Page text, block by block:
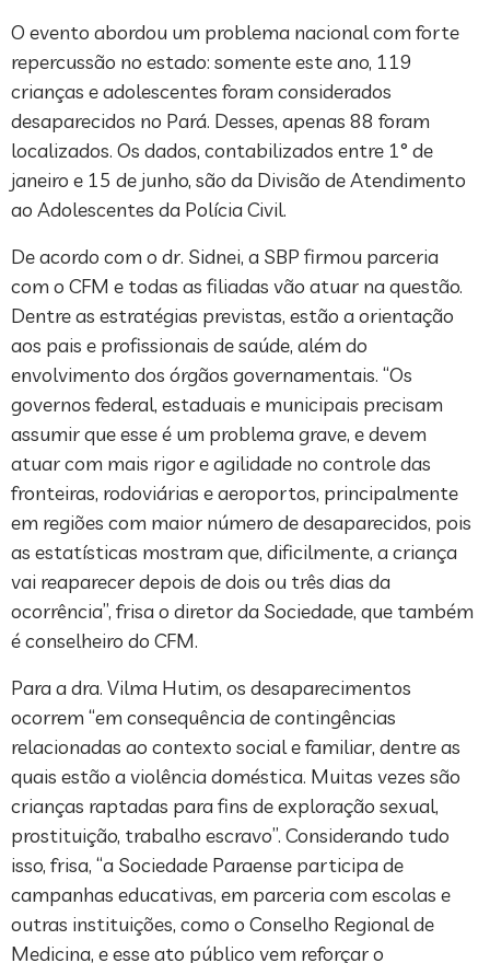
O evento abordou um problema nacional com forte
repercussão no estado: somente este ano, 119
crianças e adolescentes foram considerados
desaparecidos no Pará. Desses, apenas 88 foram
localizados. Os dados, contabilizados entre 1° de
janeiro e 15 de junho, são da Divisão de Atendimento
ao Adolescentes da Polícia Civil.
De acordo com o dr. Sidnei, a SBP firmou parceria
com o CFM e todas as filiadas vão atuar na questão.
Dentre as estratégias previstas, estão a orientação
aos pais e profissionais de saúde, além do
envolvimento dos órgãos governamentais. “Os
governos federal, estaduais e municipais precisam
assumir que esse é um problema grave, e devem
atuar com mais rigor e agilidade no controle das
fronteiras, rodoviárias e aeroportos, principalmente
em regiões com maior número de desaparecidos, pois
as estatísticas mostram que, dificilmente, a criança
vai reaparecer depois de dois ou três dias da
ocorrência”, frisa o diretor da Sociedade, que também
é conselheiro do CFM.
Para a dra. Vilma Hutim, os desaparecimentos
ocorrem “em consequência de contingências
relacionadas ao contexto social e familiar, dentre as
quais estão a violência doméstica. Muitas vezes são
crianças raptadas para fins de exploração sexual,
prostituição, trabalho escravo”. Considerando tudo
isso, frisa, “a Sociedade Paraense participa de
campanhas educativas, em parceria com escolas e
outras instituições, como o Conselho Regional de
Medicina, e esse ato público vem reforçar o